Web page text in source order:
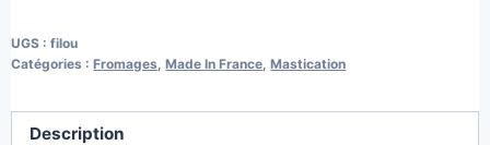
UGS :filou
Catégories :Fromages,Made In France,Mastication
Description